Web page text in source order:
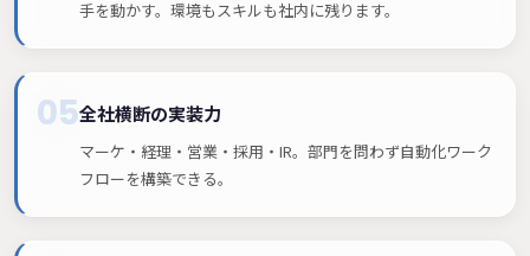
手を動かす。環境もスキルも社内に残ります。
05全社横断の実装力
マーケ・経理・営業・採用・IR。部門を問わず自動化ワーク
フローを構築できる。